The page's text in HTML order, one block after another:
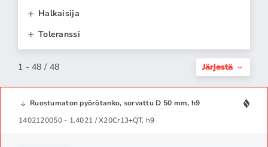
Halkaisija
Toleranssi
1 - 48 / 48 Järjestä
Ruostumaton pyörötanko, sorvattu D 50 mm, h9
1402120050 - 1.4021 / X20Cr13+QT, h9